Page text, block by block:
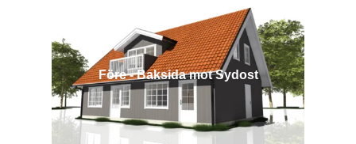
Före - Baksida mot Sydost